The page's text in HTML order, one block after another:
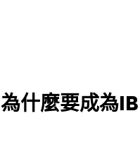
為什麼要成為